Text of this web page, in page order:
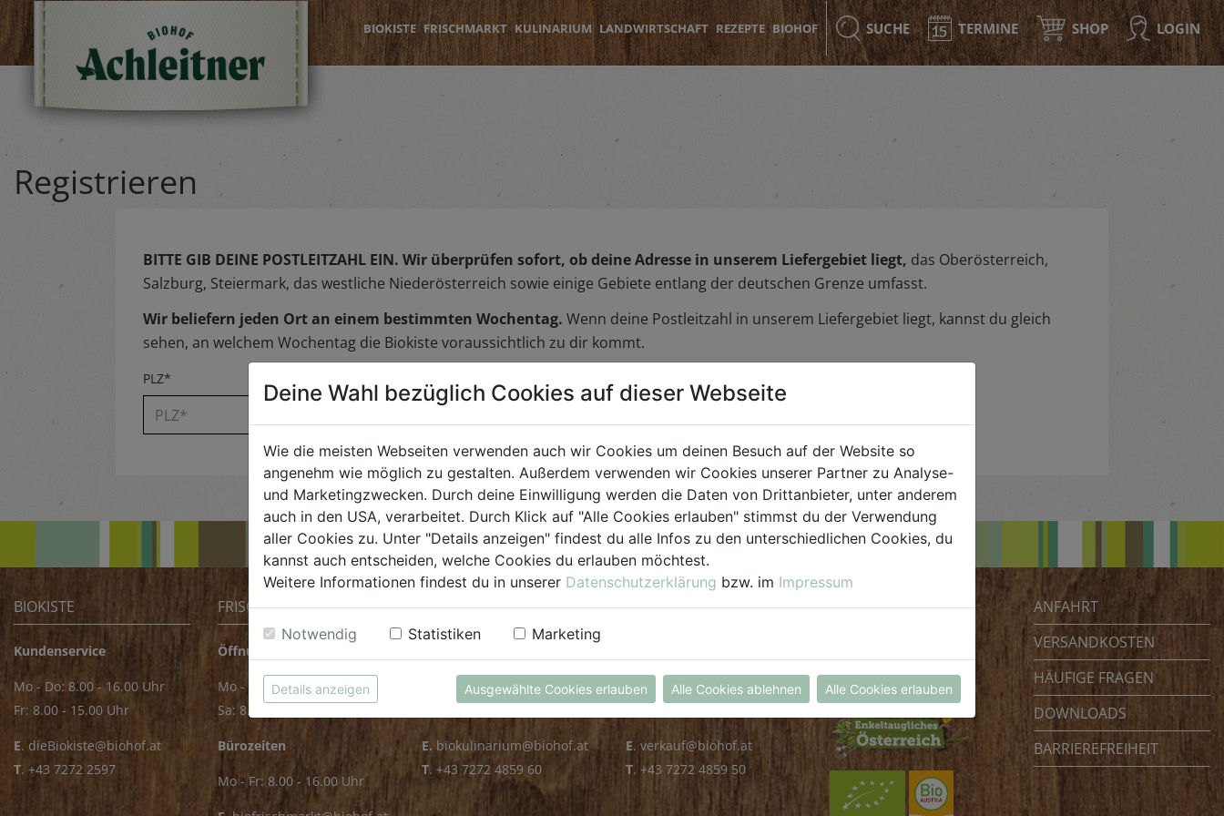
BIOKISTE FRISCHMARKT KULINARIUM LANDWIRTSCHAFT REZEPTE BIOHOF SUCHE TERMINE SHOP LOGIN
Registrieren
BITTE GIB DEINE POSTLEITZAHL EIN. Wir überprüfen sofort, ob deine Adresse in unserem Liefergebiet liegt, das Oberösterreich,
Salzburg, Steiermark, das westliche Niederösterreich sowie einige Gebiete entlang der deutschen Grenze umfasst.
Wir beliefern jeden Ort an einem bestimmten Wochentag. Wenn deine Postleitzahl in unserem Liefergebiet liegt, kannst du gleich
sehen, an welchem Wochentag die Biokiste voraussichtlich zu dir kommt.
PLZ*
BIOKISTE
Kundenservice
Mo - Do: 8.00 - 16.00 Uhr
Fr: 8.00 - 15.00 Uhr
E. dieBiokiste@biohof.at
T. +43 7272 2597
FRISCHMARKT
Öffnungszeiten
Mo - Fr: 8.00 - 18.00 Uhr
Sa: 8.00 - 14.00 Uhr
Bürozeiten
Mo - Fr: 8.00 - 16.00 Uhr
KULINARIUM
Mo - Fr: 8.00 - 14.30 Uhr
E. biokulinarium@biohof.at
T. +43 7272 4859 60
GROSSHANDEL
Mo - Do: 8.00 - 16.00 Uhr
E. verkauf@biohof.at
T. +43 7272 4859 50
Biohof Achleitner
4070 Eferding
Österreich
ANFAHRT
VERSANDKOSTEN
HÄUFIGE FRAGEN
DOWNLOADS
BARRIEREFREIHEIT
Deine Wahl bezüglich Cookies auf dieser Webseite
Wie die meisten Webseiten verwenden auch wir Cookies um deinen Besuch auf der Website so
angenehm wie möglich zu gestalten. Außerdem verwenden wir Cookies unserer Partner zu Analyse-
und Marketingzwecken. Durch deine Einwilligung werden die Daten von Drittanbieter, unter anderem
auch in den USA, verarbeitet. Durch Klick auf "Alle Cookies erlauben" stimmst du der Verwendung
aller Cookies zu. Unter "Details anzeigen" findest du alle Infos zu den unterschiedlichen Cookies, du
kannst auch entscheiden, welche Cookies du erlauben möchtest.
Weitere Informationen findest du in unserer Datenschutzerklärung bzw. im Impressum
Notwendig Statistiken Marketing
Details anzeigen Ausgewählte Cookies erlauben Alle Cookies ablehnen Alle Cookies erlauben